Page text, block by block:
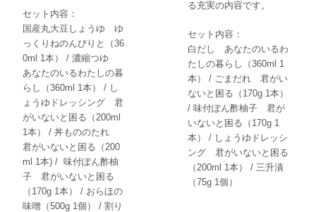
セット内容：
国産丸大豆しょうゆ ゆ
っくりねのんびりと（36
0ml 1本） / 濃縮つゆ
あなたのいるわたしの暮
らし（360ml 1本） / し
ょうゆドレッシング 君
がいないと困る（200ml
1本） / 丼もののたれ
君がいないと困る（200
ml 1本) / 味付ぽん酢柚
子 君がいないと困る
（170g 1本） / おらほの
味噌（500g 1個） / 割り
る充実の内容です。
セット内容：
白だし あなたのいるわ
たしの暮らし（360ml 1
本） / ごまだれ 君がい
ないと困る（170g 1本）
/ 味付ぽん酢柚子 君が
いないと困る（170g 1
本） / しょうゆドレッシ
ング 君がいないと困る
（200ml 1本） / 三升漬
（75g 1個）